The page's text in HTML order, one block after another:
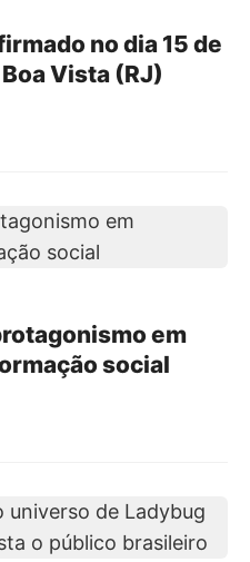
no dia 15 de
Vista (RJ)
em
social